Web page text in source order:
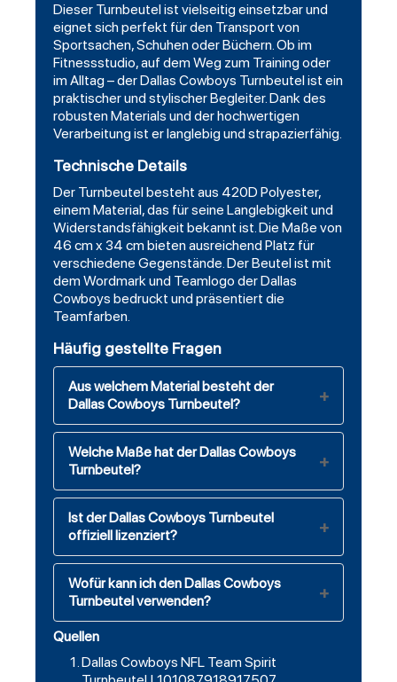
Dieser Turnbeutel ist vielseitig einsetzbar und
eignet sich perfekt für den Transport von
Sportsachen, Schuhen oder Büchern. Ob im
Fitnessstudio, auf dem Weg zum Training oder
im Alltag – der Dallas Cowboys Turnbeutel ist ein
praktischer und stylischer Begleiter. Dank des
robusten Materials und der hochwertigen
Verarbeitung ist er langlebig und strapazierfähig.
Technische Details
Der Turnbeutel besteht aus 420D Polyester,
einem Material, das für seine Langlebigkeit und
Widerstandsfähigkeit bekannt ist. Die Maße von
46 cm x 34 cm bieten ausreichend Platz für
verschiedene Gegenstände. Der Beutel ist mit
dem Wordmark und Teamlogo der Dallas
Cowboys bedruckt und präsentiert die
Teamfarben.
Häufig gestellte Fragen
Aus welchem Material besteht der
Dallas Cowboys Turnbeutel?
Welche Maße hat der Dallas Cowboys
Turnbeutel?
Ist der Dallas Cowboys Turnbeutel
offiziell lizenziert?
Wofür kann ich den Dallas Cowboys
Turnbeutel verwenden?
Quellen
Dallas Cowboys NFL Team Spirit